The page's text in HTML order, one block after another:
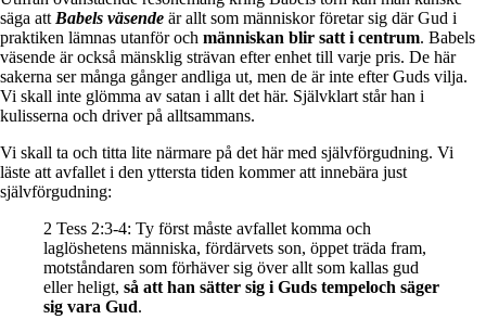
säga att Babels väsende är allt som människor företar sig där Gud i
praktiken lämnas utanför och människan blir satt i centrum. Babels
väsende är också mänsklig strävan efter enhet till varje pris. De här
sakerna ser många gånger andliga ut, men de är inte efter Guds vilja.
Vi skall inte glömma av satan i allt det här. Självklart står han i
kulisserna och driver på alltsammans.
Vi skall ta och titta lite närmare på det här med självförgudning. Vi
läste att avfallet i den yttersta tiden kommer att innebära just
självförgudning:
2 Tess 2:3-4: Ty först måste avfallet komma och
laglöshetens människa, fördärvets son, öppet träda fram,
motståndaren som förhäver sig över allt som kallas gud
eller heligt, så att han sätter sig i Guds tempeloch säger
sig vara Gud.